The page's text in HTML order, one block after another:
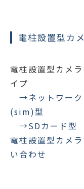
電柱設置型カ
電柱設置型カメラ
イプ
→ネットワーク
(sim)型
→SDカード型
電柱設置型カメ
い合わせ